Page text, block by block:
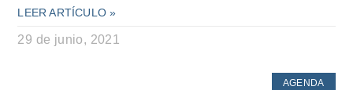
LEER ARTÍCULO »
29 de junio, 2021
AGENDA